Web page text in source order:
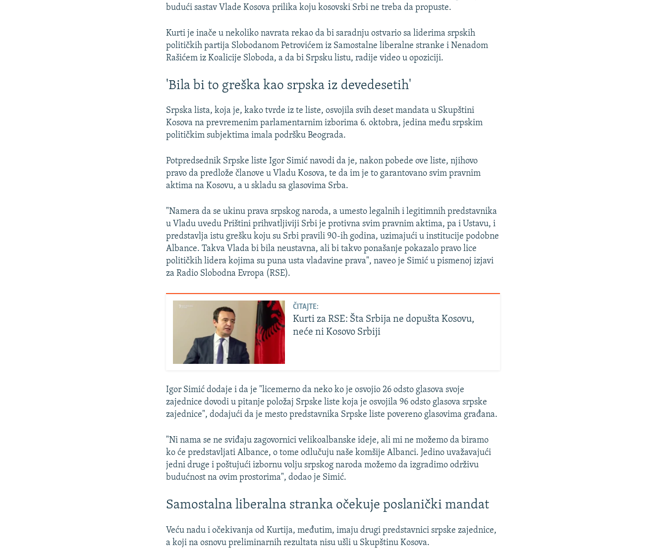
budući sastav Vlade Kosova prilika koju kosovski Srbi ne treba da propuste.
Kurti je inače u nekoliko navrata rekao da bi saradnju ostvario sa liderima srpskih
političkih partija Slobodanom Petrovićem iz Samostalne liberalne stranke i Nenadom
Rašićem iz Koalicije Sloboda, a da bi Srpsku listu, radije video u opoziciji.
'Bila bi to greška kao srpska iz devedesetih'
Srpska lista, koja je, kako tvrde iz te liste, osvojila svih deset mandata u Skupštini
Kosova na prevremenim parlamentarnim izborima 6. oktobra, jedina među srpskim
političkim subjektima imala podršku Beograda.
Potpredsednik Srpske liste Igor Simić navodi da je, nakon pobede ove liste, njihovo
pravo da predlože članove u Vladu Kosova, te da im je to garantovano svim pravnim
aktima na Kosovu, a u skladu sa glasovima Srba.
"Namera da se ukinu prava srpskog naroda, a umesto legalnih i legitimnih predstavnika
u Vladu uvedu Prištini prihvatljiviji Srbi je protivna svim pravnim aktima, pa i Ustavu, i
predstavlja istu grešku koju su Srbi pravili 90-ih godina, uzimajući u institucije podobne
Albance. Takva Vlada bi bila neustavna, ali bi takvo ponašanje pokazalo pravo lice
političkih lidera kojima su puna usta vladavine prava", naveo je Simić u pismenoj izjavi
za Radio Slobodna Evropa (RSE).
ČITAJTE:
Kurti za RSE: Šta Srbija ne dopušta Kosovu,
neće ni Kosovo Srbiji
Igor Simić dodaje i da je "licemerno da neko ko je osvojio 26 odsto glasova svoje
zajednice dovodi u pitanje položaj Srpske liste koja je osvojila 96 odsto glasova srpske
zajednice", dodajući da je mesto predstavnika Srpske liste povereno glasovima građana.
"Ni nama se ne sviđaju zagovornici velikoalbanske ideje, ali mi ne možemo da biramo
ko će predstavljati Albance, o tome odlučuju naše komšije Albanci. Jedino uvažavajući
jedni druge i poštujući izbornu volju srpskog naroda možemo da izgradimo održivu
budućnost na ovim prostorima", dodao je Simić.
Samostalna liberalna stranka očekuje poslanički mandat
Veću nadu i očekivanja od Kurtija, međutim, imaju drugi predstavnici srpske zajednice,
a koji na osnovu preliminarnih rezultata nisu ušli u Skupštinu Kosova.